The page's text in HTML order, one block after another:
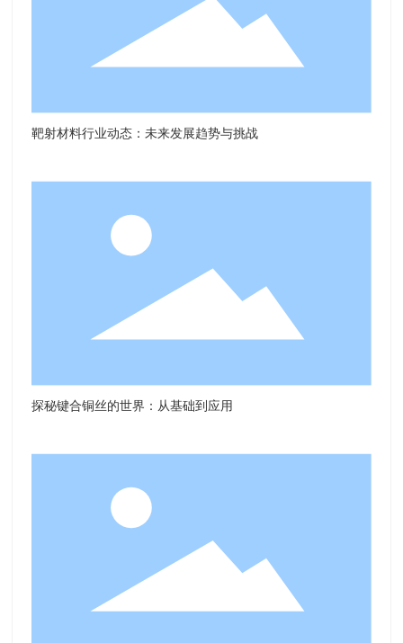
靶射材料行业动态：未来发展趋势与挑战
探秘键合铜丝的世界：从基础到应用